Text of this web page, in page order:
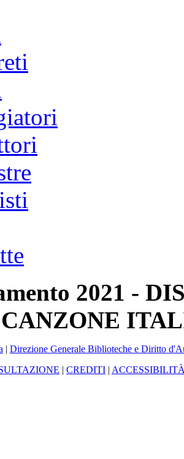
2021 -
| Direzione Generale Biblioteche e Diritto
| CREDITI |